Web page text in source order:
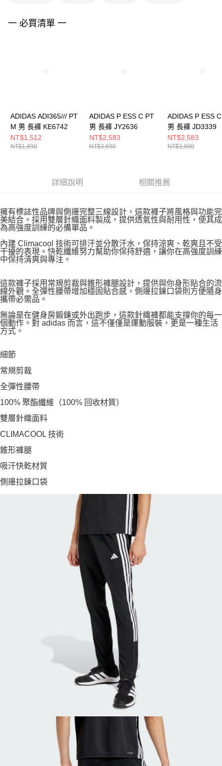
３．未成年的使用者請事先徵得法定代理人或監護人之同意方可使用
「AFTEE先享後付」，若未經同意申辦者引起之損失，本公司不負相關責
一 必買清單 一
ADIDAS ADI365/// PT
M 男 長褲 KE6742
NT$1,512
NT$1,890
ADIDAS P ESS C PT
男 長褲 JY2636
NT$2,583
NT$3,690
ADIDAS P ESS
男 長褲 JD3339
NT$2,583
NT$3,690
詳細說明 相關推薦
擁有標誌性品牌與側邊完整三線設計，這款褲子將風格與功能完
美結合。採用雙層針織面料製成，提供透氣性與耐用性，使其成
為高強度訓練的必備單品。
內建 Climacool 技術可排汗並分散汗水，保持涼爽、乾爽且不受
干擾的表現。快乾纖維努力幫助你保持舒適，讓你在高強度訓練
中保持清爽與專注。
這款褲子採用常規剪裁與錐形褲腿設計，提供與你身形貼合的流
線外觀。全彈性腰帶增加穩固貼合感，側邊拉鍊口袋則方便隨身
攜帶必需品。
無論是在健身房鍛鍊或外出跑步，這款針織褲都能支撐你的每一
個動作。對 adidas 而言，這不僅僅是運動服裝，更是一種生活
方式。
細節
常規剪裁
全彈性腰帶
100% 聚酯纖維（100% 回收材質）
雙層針織面料
CLIMACOOL 技術
錐形褲腿
吸汗快乾材質
側邊拉鍊口袋